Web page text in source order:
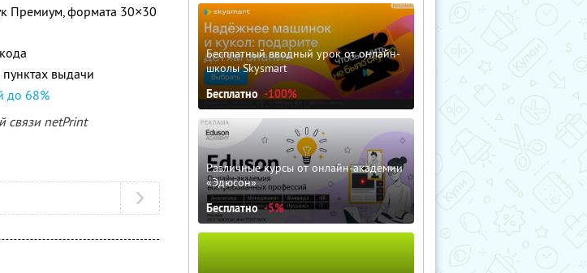
Премиум, формата 30×30
выдачи
до 68%
связи netPrint
Бесплатный вводный урок от онлайн-
школы Skysmart
Бесплатно -100%
Различные курсы от онлайн-академии
«Эдюсон»
Бесплатно -5%